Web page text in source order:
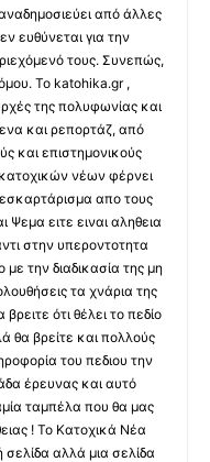
από άλλες
ευθύνεται για την
τους. Συνεπώς,
Το katohika.gr ,
της πολυφωνίας και
και ρεπορτάζ, από
και επιστημονικούς
νέων φέρνει
απο τους
Ψεμα ειτε ειναι αληθεια
στην υπεροντοτητα
την διαδικασία της μη
τα χνάρια της
ότι θέλει το πεδίο
θα βρείτε και πολλούς
του πεδιου την
έρευνας και αυτό
ταμπέλα που θα μας
! Το Κατοχικά Νέα
σελίδα αλλά μια σελίδα